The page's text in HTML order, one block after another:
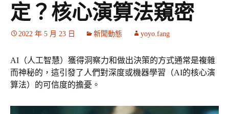
定？核心演算法窺密
2022 年 5 月 23 日 新聞動態 yoyo.fang
AI（人工智慧）獲得洞察力和做出決策的方式通常是複雜
而神秘的，這引發了人們對深度或機器學習（AI的核心演
算法）的可信度的擔憂。